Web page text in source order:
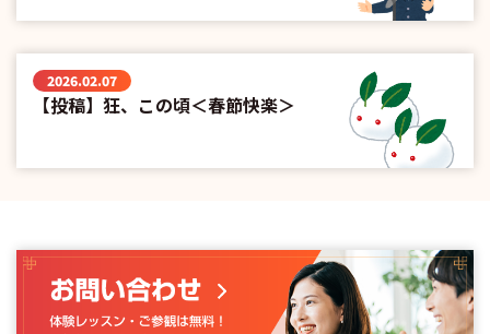
2026.02.07
【投稿】狂、この頃＜春節快楽＞